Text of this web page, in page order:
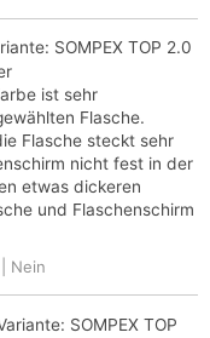
SOMPEX TOP 2.0
ist sehr
Flasche.
Flasche steckt sehr
nicht fest in der
etwas dickeren
und Flaschenschirm
Nein
SOMPEX TOP